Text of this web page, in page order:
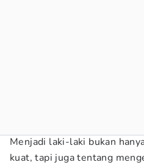
Menjadi laki-laki bukan
kuat, tapi juga tentang